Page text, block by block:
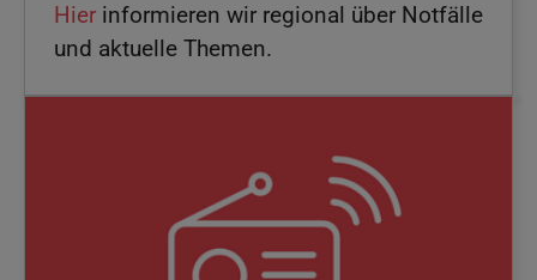
Hier informieren wir regional über Notfälle
und aktuelle Themen.